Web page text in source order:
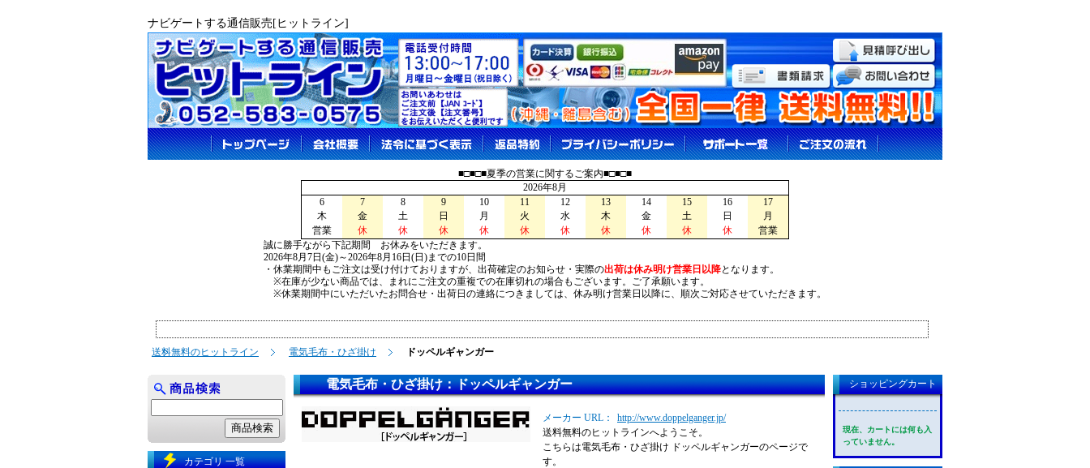
ナビゲートする通信販売[ヒットライン]
■□■□■夏季の営業に関するご案内■□■□■
2026年8月
6
7 8 9 10 11 12 13 14 15 16
17
木
金 土 日 月 火 水 木 金 土 日
月
営業
休 休 休 休 休 休 休 休 休 休
営業
誠に勝手ながら下記期間 お休みをいただきます。
2026年8月7日(金)～2026年8月16日(日)までの10日間
・休業期間中もご注文は受け付けておりますが、出荷確定のお知らせ・実際の出荷は休み明け営業日以降となります。
※在庫が少ない商品では、まれにご注文の重複での在庫切れの場合もございます。ご了承願います。
※休業期間中にいただいたお問合せ・出荷日の連絡につきましては、休み明け営業日以降に、順次ご対応させていただきます。
送料無料のヒットライン 電気毛布・ひざ掛け ドッペルギャンガー
電気毛布・ひざ掛け：ドッペルギャンガー
メーカー URL：
http://www.doppelganger.jp/
送料無料のヒットラインへようこそ。
こちらは電気毛布・ひざ掛け ドッペルギャンガーのページで
す。
カテゴリ 一覧
ショッピングカート
現在、カートには何も入
っていません。